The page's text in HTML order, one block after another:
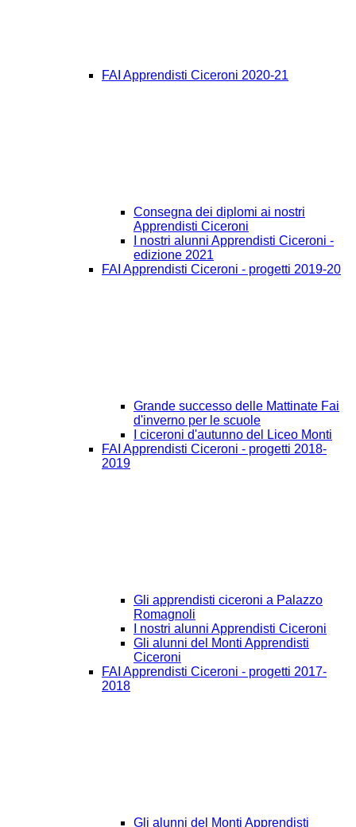
FAI Apprendisti Ciceroni 2020-21
Consegna dei diplomi ai nostri
Apprendisti Ciceroni
I nostri alunni Apprendisti Ciceroni -
edizione 2021
FAI Apprendisti Ciceroni - progetti 2019-20
Grande successo delle Mattinate Fai
d'inverno per le scuole
I ciceroni d'autunno del Liceo Monti
FAI Apprendisti Ciceroni - progetti 2018-
2019
Gli apprendisti ciceroni a Palazzo
Romagnoli
I nostri alunni Apprendisti Ciceroni
Gli alunni del Monti Apprendisti
Ciceroni
FAI Apprendisti Ciceroni - progetti 2017-
2018
Gli alunni del Monti Apprendisti